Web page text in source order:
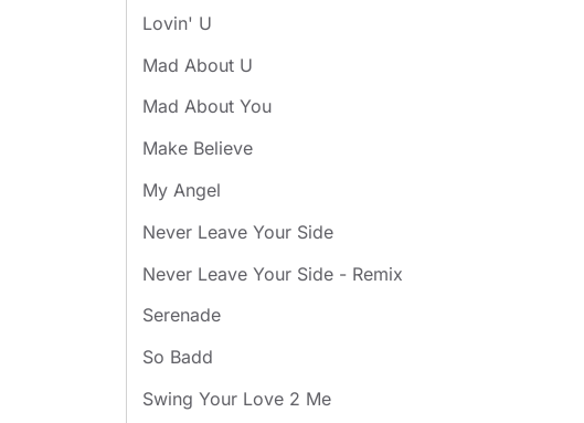
Lovin' U
Mad About U
Mad About You
Make Believe
My Angel
Never Leave Your Side
Never Leave Your Side - Remix
Serenade
So Badd
Swing Your Love 2 Me